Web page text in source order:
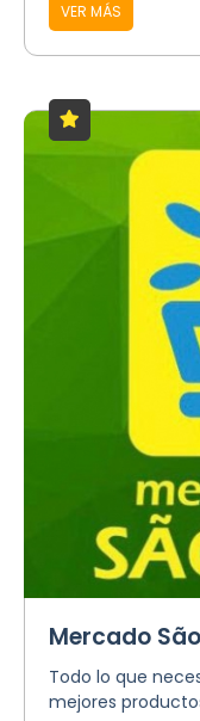
VER MÁS
Mercado
Todo lo que
mejores